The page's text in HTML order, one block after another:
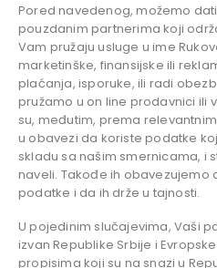
Pored navedenog, možemo
pouzdanim partnerima koji
Vam pružaju usluge u ime
marketinške, finansijske ili
plaćanja, isporuke, ili radi
pružamo u on line prodavnici ili
su, međutim, prema
u obavezi da koriste podatke
skladu sa našim smernicama, i
naveli. Takođe ih obavezujemo
podatke i da ih drže u tajnosti.
U pojedinim slučajevima, Vaši
izvan Republike Srbije i
propisima koji su na snazi u